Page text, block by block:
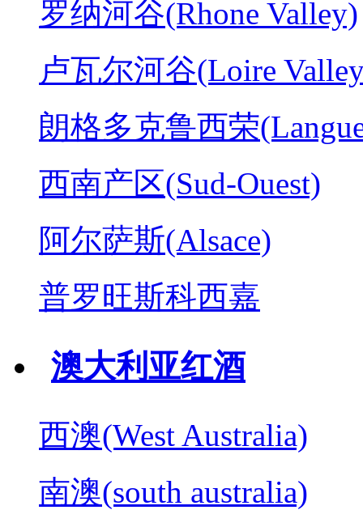
罗纳河谷(Rhone Valley)
卢瓦尔河谷(Loire
朗格多克鲁西荣
西南产区(Sud-Ouest)
阿尔萨斯(Alsace)
普罗旺斯科西嘉
澳大利亚红酒
西澳(West Australia)
南澳(south australia)